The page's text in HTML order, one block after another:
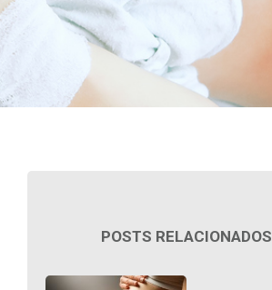
POSTS RELACIONADOS